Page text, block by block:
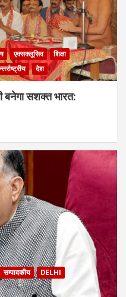
एक्सक्लूसिव
शिक्षा
देश
बनेगा सशक्त भारत:
सम्पादकीय
DELHI